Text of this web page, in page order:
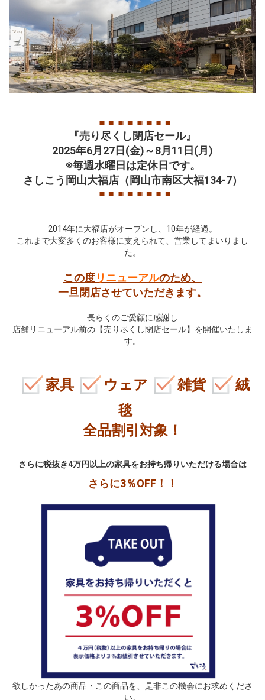
□■□■□■□■□■□■□■□■
『売り尽くし閉店セール』
2025年6月27日(金)～8月11日(月)
※毎週水曜日は定休日です。
さしこう岡山大福店（岡山市南区大福134-7）
□■□■□■□■□■□■□■□■
2014年に大福店がオープンし、10年が経過。
これまで大変多くのお客様に支えられて、営業してまいりまし
た。
この度リニューアルのため、
一旦閉店させていただきます。
長らくのご愛顧に感謝し
店舗リニューアル前の【売り尽くし閉店セール】を開催いたしま
す。
家具 ウェア 雑貨
絨
毯
全品割引対象！
さらに税抜き4万円以上の家具をお持ち帰りいただける場合は
さらに3％OFF！！
欲しかったあの商品・この商品を、是非この機会にお求めくださ
い。